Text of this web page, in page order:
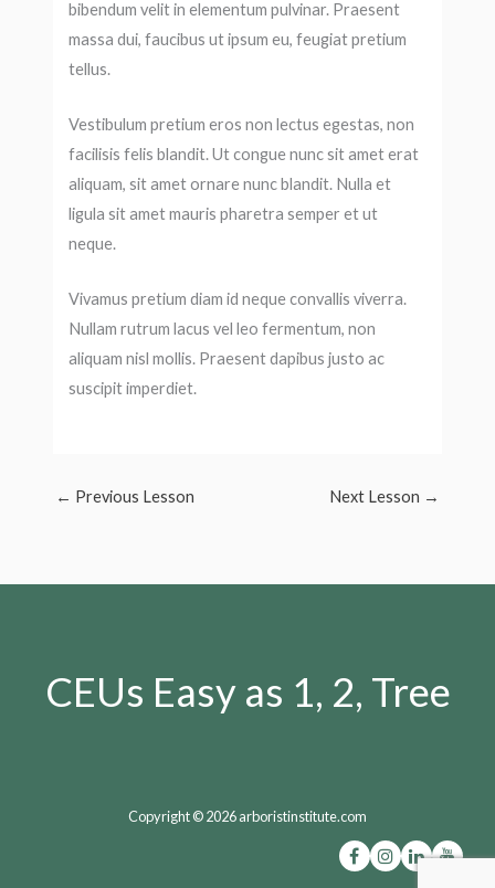
bibendum velit in elementum pulvinar. Praesent
massa dui, faucibus ut ipsum eu, feugiat pretium
tellus.
Vestibulum pretium eros non lectus egestas, non
facilisis felis blandit. Ut congue nunc sit amet erat
aliquam, sit amet ornare nunc blandit. Nulla et
ligula sit amet mauris pharetra semper et ut
neque.
Vivamus pretium diam id neque convallis viverra.
Nullam rutrum lacus vel leo fermentum, non
aliquam nisl mollis. Praesent dapibus justo ac
suscipit imperdiet.
← Previous Lesson Next Lesson →
CEUs Easy as 1, 2, Tree
Copyright © 2026 arboristinstitute.com